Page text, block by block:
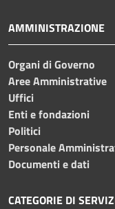
AMMINISTRAZIONE
Organi di Governo
Aree Amministrative
Uffici
Enti e fondazioni
Politici
Personale
Documenti e dati
CATEGORIE DI